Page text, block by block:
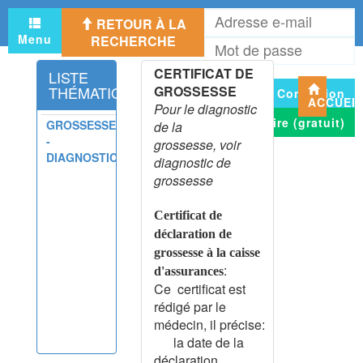
Menu
RETOUR À LA
RECHERCHE
Connexion
S'inscrire (gratuit)
LISTE
THÉMATIQUE
GROSSESSE
-
DIAGNOSTIC
CEPHALEE
CEPHALEE CHRONIQUE
QUOTIDIENNE
CEPHALEE DE L'ENFANT
CEPHALEE DE TENSION
CEPHALEE PRIMAIRE -
DIAGNOSTIC DIFFERENTIEL
CEPHALHEMATOME
CEREBELLEUX (SYNDROME)
CERTIFICAT - GENERALITES
CERTIFICAT CONCERNANT
CERTIFICAT D'APTITUDE AU
CERTIFICAT D'APTITUDE AU
CERTIFICAT D'APTITUDE POUR
CERTIFICAT D'ENFANT SANS
CERTIFICAT DE
GROSSESSE
Pour le diagnostic
de la
grossesse, voir
diagnostic de
grossesse
Certificat de
déclaration de
grossesse à la caisse
d'assurances:
Ce certificat est
rédigé par le
médecin, il précise:
la date de la